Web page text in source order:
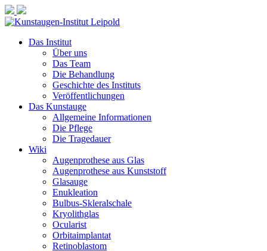
Das Institut
Über uns
Das Team
Die Behandlung
Geschichte des Instituts
Veröffentlichungen
Das Kunstauge
Allgemeine Informationen
Die Pflege
Die Tragedauer
Wiki
Augenprothese aus Glas
Augenprothese aus Kunststoff
Glasauge
Enukleation
Bulbus-Skleralschale
Kryolithglas
Ocularist
Orbitaimplantat
Retinoblastom